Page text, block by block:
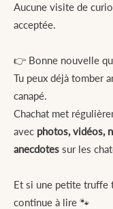
Aucune visite de
acceptée.
👉 Bonne nouvelle
Tu peux déjà tomber
canapé.
Chachat met
avec photos, vidéos,
anecdotes sur les
Et si une petite truffe
continue à lire 🐾